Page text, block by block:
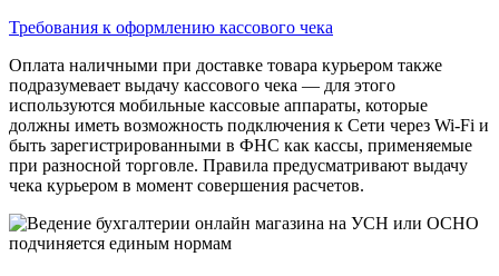
Требования к оформлению кассового чека
Оплата наличными при доставке товара курьером также
подразумевает выдачу кассового чека — для этого
используются мобильные кассовые аппараты, которые
должны иметь возможность подключения к Сети через Wi-Fi и
быть зарегистрированными в ФНС как кассы, применяемые
при разносной торговле. Правила предусматривают выдачу
чека курьером в момент совершения расчетов.